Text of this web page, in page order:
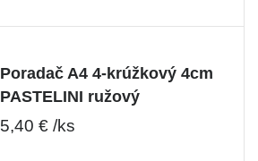
Poradač A4 4-krúžkový 4cm
PASTELINI ružový
5,40 € /ks